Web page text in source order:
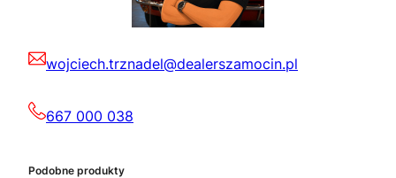
wojciech.trznadel@dealerszamocin.pl
667 000 038
Podobne produkty